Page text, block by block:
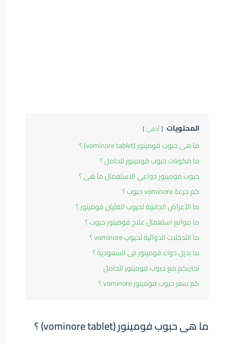
المحتويات أخفي
ما هى حبوب فومينور (vominore tablet) ؟
ما مكونات حبوب فومينور للحامل ؟
حبوب فومينور دواعي الاستعمال ما هى ؟
كم جرعة vominore حبوب ؟
ما الأعراض الجانبية لحبوب الغثيان فومينور ؟
ما موانع استعمال علاج فومينور حبوب ؟
ما التدخلات الدوائية لحبوب vominore ؟
ما بديل دواء فومينور فى السعودية ؟
تجاربكم مع حبوب فومينور للحامل
كم سعر حبوب فومينور vominore ؟
ما هى حبوب فومينور (vominore tablet) ؟